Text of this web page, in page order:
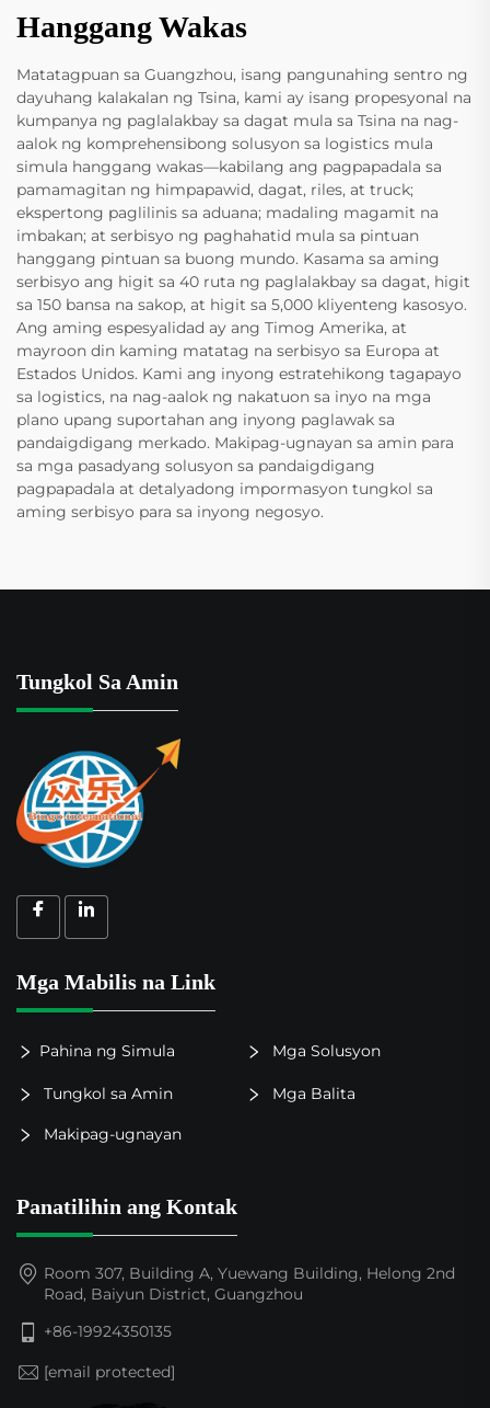
Hanggang Wakas
Matatagpuan sa Guangzhou, isang pangunahing sentro ng
dayuhang kalakalan ng Tsina, kami ay isang propesyonal na
kumpanya ng paglalakbay sa dagat mula sa Tsina na nag-
aalok ng komprehensibong solusyon sa logistics mula
simula hanggang wakas—kabilang ang pagpapadala sa
pamamagitan ng himpapawid, dagat, riles, at truck;
ekspertong paglilinis sa aduana; madaling magamit na
imbakan; at serbisyo ng paghahatid mula sa pintuan
hanggang pintuan sa buong mundo. Kasama sa aming
serbisyo ang higit sa 40 ruta ng paglalakbay sa dagat, higit
sa 150 bansa na sakop, at higit sa 5,000 kliyenteng kasosyo.
Ang aming espesyalidad ay ang Timog Amerika, at
mayroon din kaming matatag na serbisyo sa Europa at
Estados Unidos. Kami ang inyong estratehikong tagapayo
sa logistics, na nag-aalok ng nakatuon sa inyo na mga
plano upang suportahan ang inyong paglawak sa
pandaigdigang merkado. Makipag-ugnayan sa amin para
sa mga pasadyang solusyon sa pandaigdigang
pagpapadala at detalyadong impormasyon tungkol sa
aming serbisyo para sa inyong negosyo.
Tungkol Sa Amin
Mga Mabilis na Link
Pahina ng Simula Mga Solusyon
Tungkol sa Amin Mga Balita
Makipag-ugnayan
Panatilihin ang Kontak
Room 307, Building A, Yuewang Building, Helong 2nd
Road, Baiyun District, Guangzhou
+86-19924350135
[email protected]